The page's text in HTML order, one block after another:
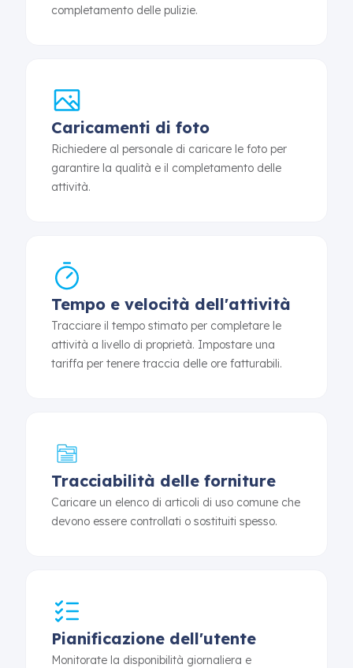
completamento delle pulizie.
Caricamenti di foto
Richiedere al personale di caricare le foto per
garantire la qualità e il completamento delle
attività.
Tempo e velocità dell'attività
Tracciare il tempo stimato per completare le
attività a livello di proprietà. Impostare una
tariffa per tenere traccia delle ore fatturabili.
Tracciabilità delle forniture
Caricare un elenco di articoli di uso comune che
devono essere controllati o sostituiti spesso.
Pianificazione dell'utente
Monitorate la disponibilità giornaliera e